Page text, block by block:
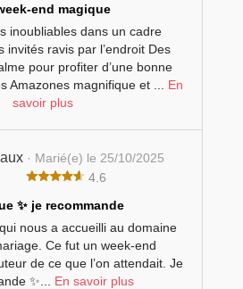
end magique
inoubliables dans un cadre
invités ravis par l’endroit Des
pour profiter d’une bonne
Amazones magnifique et ... En
savoir plus
· Marié(e) le 25/10/2025
4.6
✨ je recommande
nous a accueilli au domaine
Ce fut un week-end
de ce que l’on attendait. Je
✨... En savoir plus